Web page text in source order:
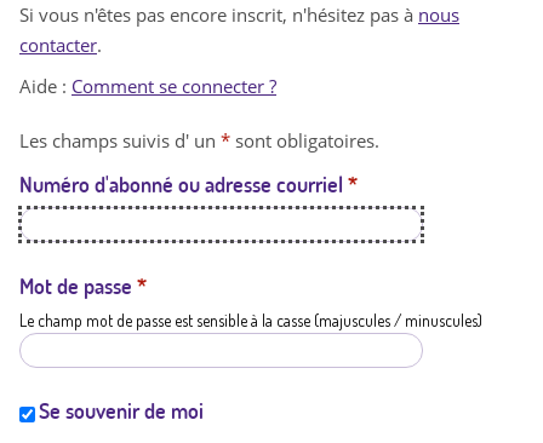
n
t
a
t
i
Si vous n'êtes pas encore inscrit, n'hésitez pas à nous
contacter.
Aide : Comment se connecter ?
Les champs suivis d' un * sont obligatoires.
Numéro d'abonné ou adresse courriel *
Mot de passe *
Le champ mot de passe est sensible à la casse (majuscules / minuscules)
Se souvenir de moi